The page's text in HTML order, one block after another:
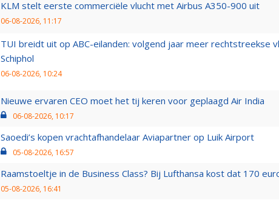
KLM stelt eerste commerciële vlucht met Airbus A350-900 uit
06-08-2026, 11:17
TUI breidt uit op ABC-eilanden: volgend jaar meer rechtstreekse
Schiphol
06-08-2026, 10:24
Nieuwe ervaren CEO moet het tij keren voor geplaagd Air India
06-08-2026, 10:17
Saoedi’s kopen vrachtafhandelaar Aviapartner op Luik Airport
05-08-2026, 16:57
Raamstoeltje in de Business Class? Bij Lufthansa kost dat 170
05-08-2026, 16:41